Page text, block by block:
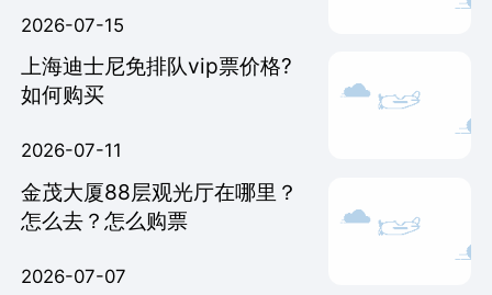
站点
2026-07-15
上海迪士尼免排队vip票价格?
如何购买
2026-07-11
金茂大厦88层观光厅在哪里？
怎么去？怎么购票
2026-07-07